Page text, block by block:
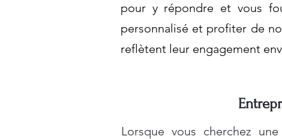
pour y répondre et vous
personnalisé et profiter de
reflètent leur engagement
Lorsque vous cherchez